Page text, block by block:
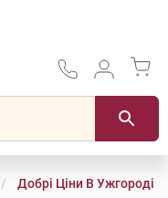
Добрі Ціни В Ужгороді